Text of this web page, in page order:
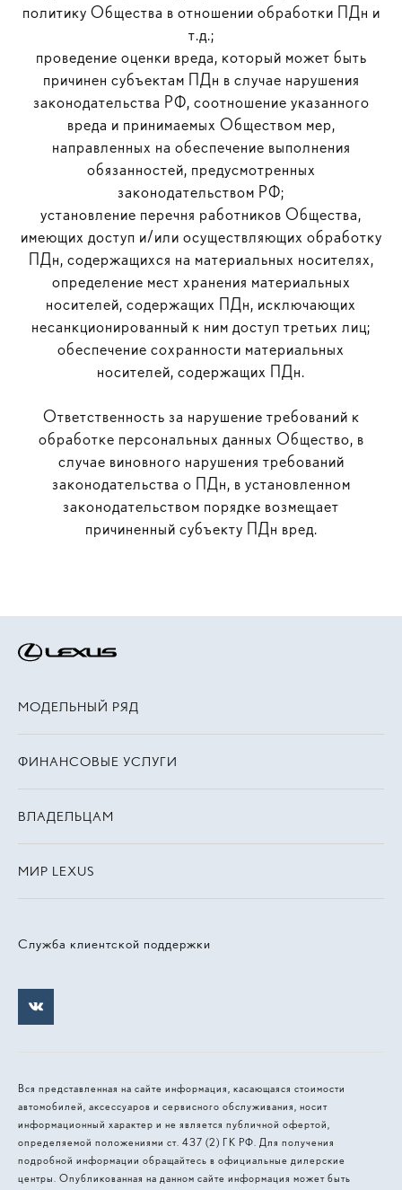
политику Общества в отношении обработки ПДн и
т.д.;
проведение оценки вреда, который может быть
причинен субъектам ПДн в случае нарушения
законодательства РФ, соотношение указанного
вреда и принимаемых Обществом мер,
направленных на обеспечение выполнения
обязанностей, предусмотренных
законодательством РФ;
установление перечня работников Общества,
имеющих доступ и/или осуществляющих обработку
ПДн, содержащихся на материальных носителях,
определение мест хранения материальных
носителей, содержащих ПДн, исключающих
несанкционированный к ним доступ третьих лиц;
обеспечение сохранности материальных
носителей, содержащих ПДн.
Ответственность за нарушение требований к
обработке персональных данных Общество, в
случае виновного нарушения требований
законодательства о ПДн, в установленном
законодательством порядке возмещает
причиненный субъекту ПДн вред.
Служба клиентской поддержки
МОДЕЛЬНЫЙ РЯД
ФИНАНСОВЫЕ УСЛУГИ
ВЛАДЕЛЬЦАМ
МИР LEXUS
Вся представленная на сайте информация, касающаяся стоимости
автомобилей, аксессуаров и сервисного обслуживания, носит
информационный характер и не является публичной офертой,
определяемой положениями ст. 437 (2) ГК РФ. Для получения
подробной информации обращайтесь в официальные дилерские
центры. Опубликованная на данном сайте информация может быть